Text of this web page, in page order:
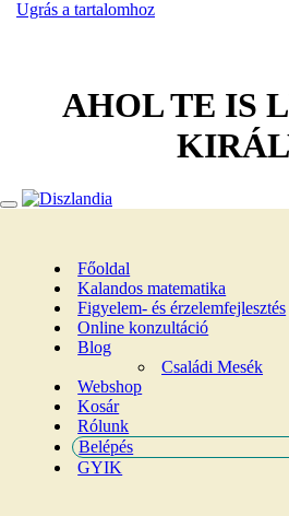
Ugrás a tartalomhoz
AHOL TE IS
Főoldal
Kalandos matematika
Figyelem- és érzelemfejlesztés
Online konzultáció
Blog
Családi Mesék
Webshop
Kosár
Rólunk
Belépés
GYIK